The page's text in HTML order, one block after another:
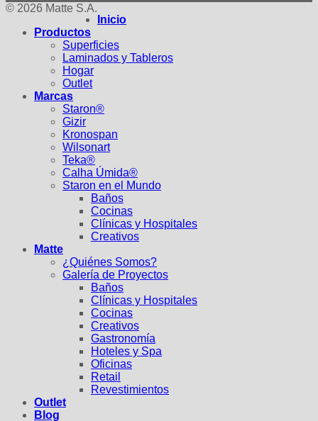
© 2026 Matte S.A.
Inicio
Productos
Superficies
Laminados y Tableros
Hogar
Outlet
Marcas
Staron®
Gizir
Kronospan
Wilsonart
Teka®
Calha Úmida®
Staron en el Mundo
Baños
Cocinas
Clínicas y Hospitales
Creativos
Matte
¿Quiénes Somos?
Galería de Proyectos
Baños
Clínicas y Hospitales
Cocinas
Creativos
Gastronomía
Hoteles y Spa
Oficinas
Retail
Revestimientos
Outlet
Blog